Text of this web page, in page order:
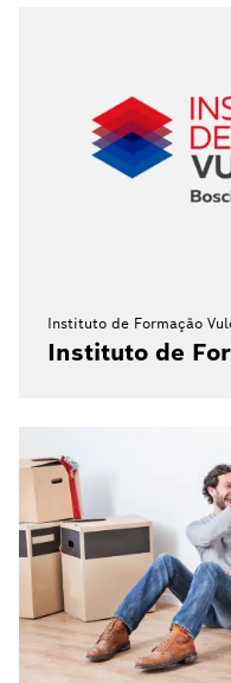
Instituto de Formação
Instituto de